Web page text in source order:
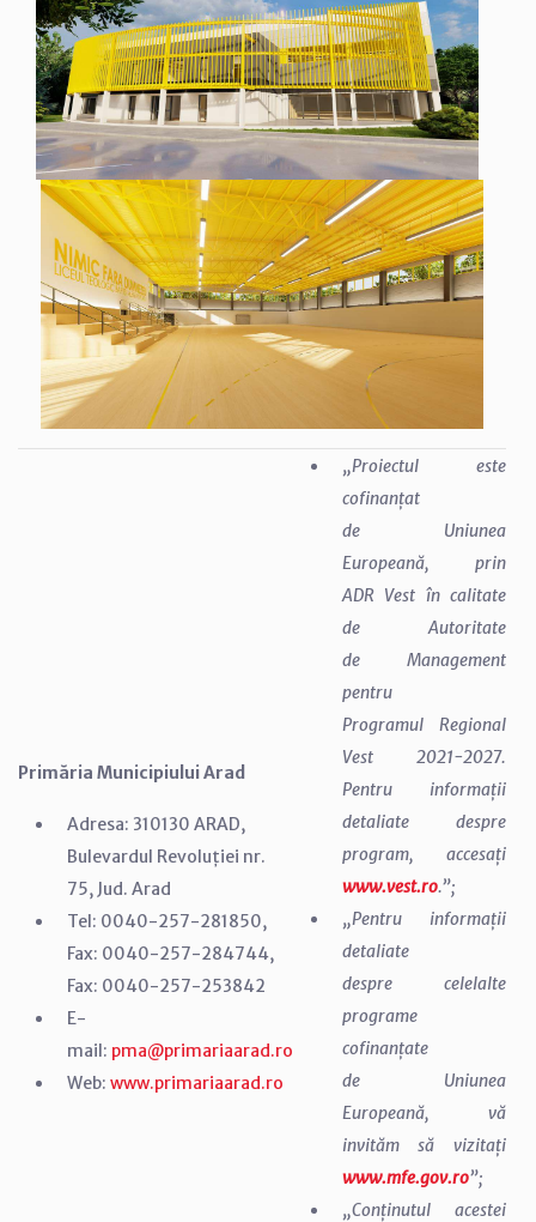
Primăria Municipiului Arad
Adresa: 310130 ARAD,
Bulevardul Revoluției nr.
75, Jud. Arad
Tel: 0040-257-281850,
Fax: 0040-257-284744,
Fax: 0040-257-253842
E-
mail: pma@primariaarad.ro
Web: www.primariaarad.ro
„Proiectul este
cofinanțat
de Uniunea
Europeană, prin
ADR Vest în calitate
de Autoritate
de Management
pentru
Programul Regional
Vest 2021-2027.
Pentru informații
detaliate despre
program, accesați
www.vest.ro.”;
„Pentru informații
detaliate
despre celelalte
programe
cofinanțate
de Uniunea
Europeană, vă
invităm să vizitați
www.mfe.gov.ro”;
„Conținutul acestei